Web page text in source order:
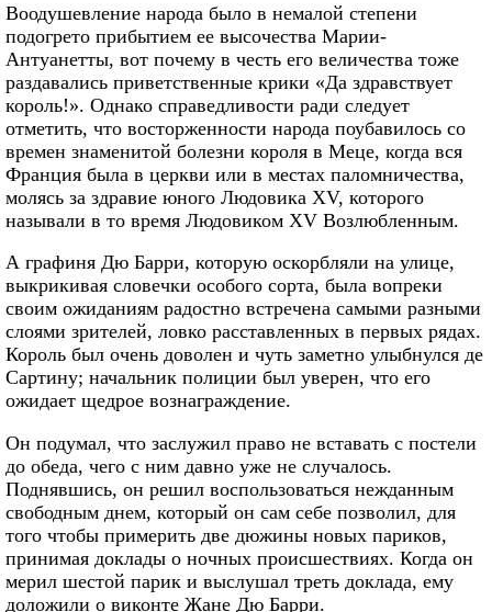
Воодушевление народа было в немалой степени
подогрето прибытием ее высочества Марии-
Антуанетты, вот почему в честь его величества тоже
раздавались приветственные крики «Да здравствует
король!». Однако справедливости ради следует
отметить, что восторженности народа поубавилось со
времен знаменитой болезни короля в Меце, когда вся
Франция была в церкви или в местах паломничества,
молясь за здравие юного Людовика XV, которого
называли в то время Людовиком XV Возлюбленным.
А графиня Дю Барри, которую оскорбляли на улице,
выкрикивая словечки особого сорта, была вопреки
своим ожиданиям радостно встречена самыми разными
слоями зрителей, ловко расставленных в первых рядах.
Король был очень доволен и чуть заметно улыбнулся де
Сартину; начальник полиции был уверен, что его
ожидает щедрое вознаграждение.
Он подумал, что заслужил право не вставать с постели
до обеда, чего с ним давно уже не случалось.
Поднявшись, он решил воспользоваться нежданным
свободным днем, который он сам себе позволил, для
того чтобы примерить две дюжины новых париков,
принимая доклады о ночных происшествиях. Когда он
мерил шестой парик и выслушал треть доклада, ему
доложили о виконте Жане Дю Барри.